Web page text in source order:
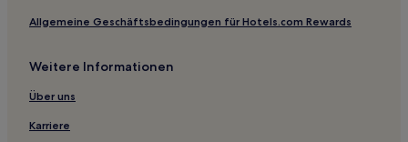
Allgemeine Geschäftsbedingungen für Hotels.com Rewards
Weitere Informationen
Über uns
Karriere